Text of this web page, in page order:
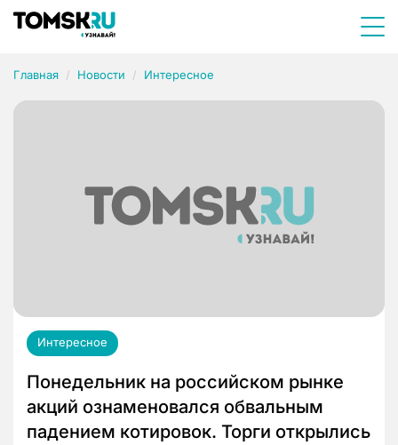
Главная Новости Интересное
Интересное
Понедельник на российском рынке
акций ознаменовался обвальным
падением котировок. Торги открылись